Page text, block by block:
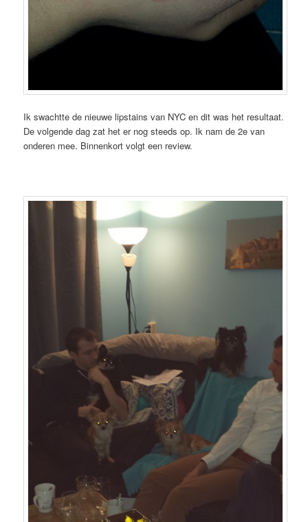
Ik swachtte de nieuwe lipstains van NYC en dit was het resultaat.
De volgende dag zat het er nog steeds op. Ik nam de 2e van
onderen mee. Binnenkort volgt een review.